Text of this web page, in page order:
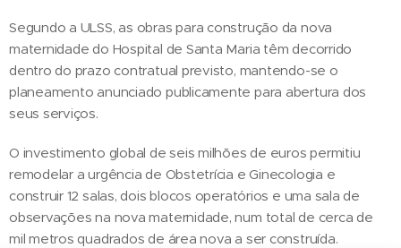
Segundo a ULSS, as obras para construção da nova
maternidade do Hospital de Santa Maria têm decorrido
dentro do prazo contratual previsto, mantendo-se o
planeamento anunciado publicamente para abertura dos
seus serviços.
O investimento global de seis milhões de euros permitiu
remodelar a urgência de Obstetrícia e Ginecologia e
construir 12 salas, dois blocos operatórios e uma sala de
observações na nova maternidade, num total de cerca de
mil metros quadrados de área nova a ser construída.